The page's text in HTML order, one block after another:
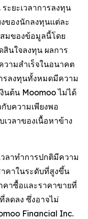
ะยะเวลาการลงทุน
ของนักลงทุนแต่ละ
มของข้อมูลนี้โดย
นใจลงทุน ผลการ
ามสำเร็จในอนาคต
รลงทุนทั้งหมดมีความ
นต้น Moomoo ไม่ได้
บความเพียงพอ
วลาของเนื้อหาข้าง
ลาทำการปกติมีความ
าคาในระดับที่สูงขึ้น
คาซื้อและราคาขายที่
ลดลง ซึ่งอาจไม่
Financial Inc.